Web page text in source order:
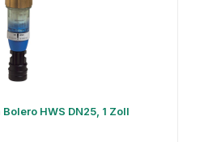
HWS DN25, 1 Zoll